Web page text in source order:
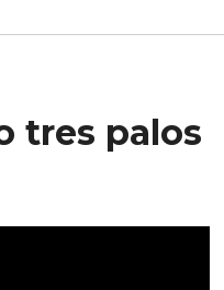
tres palos